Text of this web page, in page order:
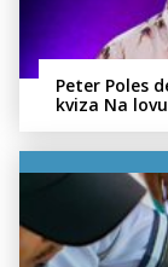
Peter Poles
kviza Na lovu